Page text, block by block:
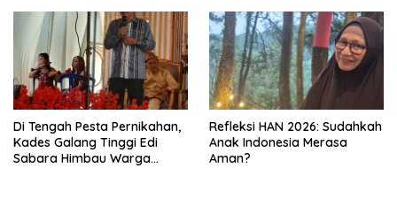
Di Tengah Pesta Pernikahan,
Kades Galang Tinggi Edi
Sabara Himbau Warga
Refleksi HAN 2026: Sudahkah
Anak Indonesia Merasa
Aman?